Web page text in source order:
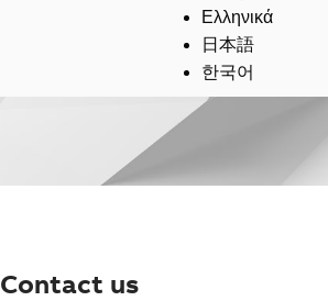
Ελληνικά
日本語
한국어
Contact us